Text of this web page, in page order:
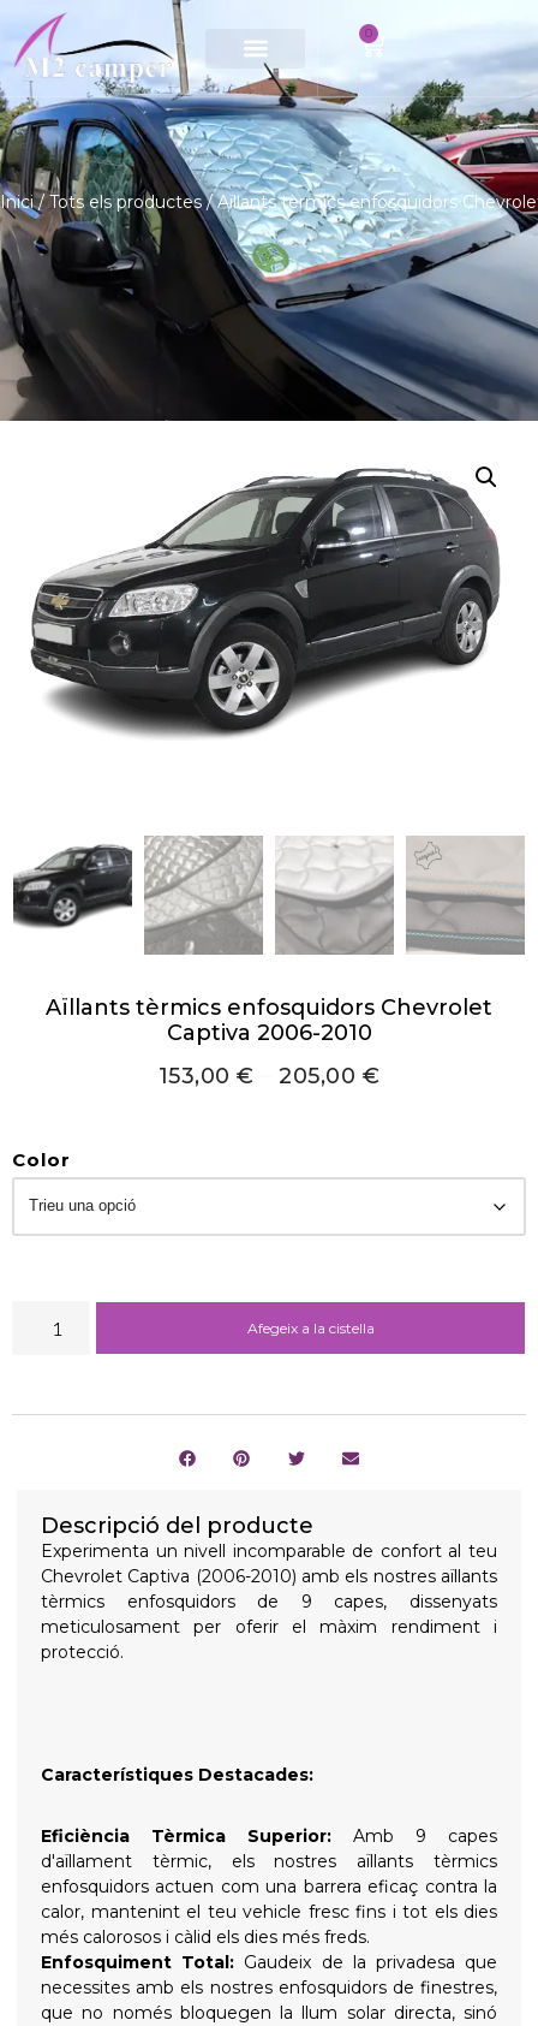
Saltar
al
contingut
0
Inici/Tots els productes/ Aïllants tèrmics enfosquidors
Aïllants tèrmics enfosquidors Chevrolet
Captiva 2006-2010
153,00€ 205,00 €
Color
Afegeix a la cistella
Descripció del producte
Experimenta un nivell incomparable de confort al teu
Chevrolet Captiva (2006-2010) amb els nostres aïllants
tèrmics enfosquidors de 9 capes, dissenyats
meticulosament per oferir el màxim rendiment i
protecció.
Característiques Destacades:
Eficiència Tèrmica Superior: Amb 9 capes
d'aïllament tèrmic, els nostres aïllants tèrmics
enfosquidors actuen com una barrera eficaç contra la
calor, mantenint el teu vehicle fresc fins i tot els dies
més calorosos i càlid els dies més freds.
Enfosquiment Total: Gaudeix de la privadesa que
necessites amb els nostres enfosquidors de finestres,
que no només bloquegen la llum solar directa, sinó